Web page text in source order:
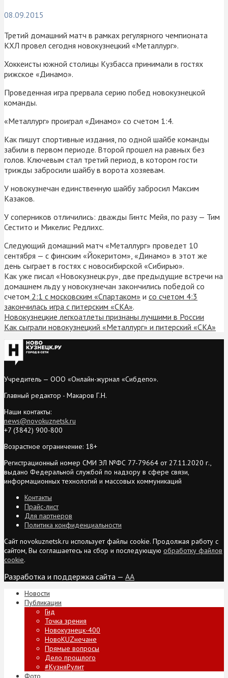
08.09.2015
Третий домашний матч в рамках регулярного чемпионата
КХЛ провел сегодня новокузнецкий «Металлург».
Хоккеисты южной столицы Кузбасса принимали в гостях
рижское «Динамо».
Проведенная игра прервала серию побед новокузнецкой
команды.
«Металлург» проиграл «Динамо» со счетом 1:4.
Как пишут спортивные издания, по одной шайбе команды
забили в первом периоде. Второй прошел на равных без
голов. Ключевым стал третий период, в котором гости
трижды забросили шайбу в ворота хозяевам.
У новокузнечан единственную шайбу забросил Максим
Казаков.
У соперников отличились: дважды Гинтс Мейя, по разу — Тим
Сестито и Микелис Редлихс.
Следующий домашний матч «Металлург» проведет 10
сентября — с финским «Йокеритом», «Динамо» в этот же
день сыграет в гостях с новосибирской «Сибирью».
Как уже писал «Новокузнецк.ру», две предыдущие встречи на
домашнем льду у новокузнечан закончились победой со
счетом 2:1 с московским «Спартаком» и со счетом 4:3
закончилась игра с питерским «СКА».
Новокузнецкие легкоатлеты признаны лучшими в России
Как сыграли новокузнецкий «Металлург» и питерский «СКА»
Учредитель — ООО «Онлайн-журнал «Сибдепо».
Главный редактор - Макаров Г.Н.
Наши контакты:
news@novokuznetsk.ru
+7 (3842) 900-800
Возрастное ограничение: 18+
Регистрационный номер СМИ ЭЛ №ФС 77-79664 от 27.11.2020 г.,
выдано Федеральной службой по надзору в сфере связи,
информационных технологий и массовых коммуникаций
Контакты
Прайс-лист
Для партнеров
Политика конфиденциальности
Сайт novokuznetsk.ru использует файлы cookie. Продолжая работу с
сайтом, Вы соглашаетесь на сбор и последующую обработку файлов
cookie.
Разработка и поддержка сайта — AA
Новости
Публикации
Гид
Точка зрения
Новокузнецк-400
НовоKUZнечане
Прямые вопросы
Дело прошлого
#КузняРулит
Фото